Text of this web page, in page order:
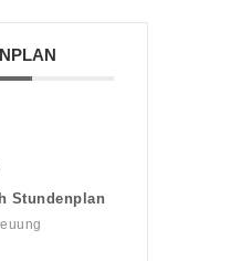
Stundenplan